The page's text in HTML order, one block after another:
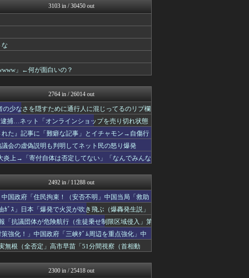
にゅーすアルー！
ふぇー速
...
軍事・ミリタリー速報☆彡
ふぇー速
...
もえるあじあ(･∀･)
理想ちゃんねる
...
おーるじゃんる
...
U-1 NEWS.
ふぇー速
政経ワロスまとめニュース♪
大艦巨砲主義！
...
watch＠２ちゃんねる
...
痛いニュース(ﾉ∀`)
投資ちゃんねる
みそパンNEWS
常識的に考えた
...
国難にあってもの申す！！
...
保守速報
にゅーすアルー！
ふぇー速
痛いニュース(ﾉ∀`)
ネトウヨにゅーす
...
まとめたニュース
...
日本第一！ニュース録
...
もえるあじあ(･∀･)
軍事・ミリタリー速報☆彡
3103 in / 30450 out
」←何が面白いの？
2764 in / 26014 out
少なさを隠すために通行人に混じってるのリプ欄
捕…ネット「オンラインショップを売り切れ状態
れた』記事に「難癖な記事」とイチャモン→自傷行
会の虚偽説明も判明してネット民の怒り爆発
炎上→「寄付自体は否定してない」「なんでみんな
2492 in / 11288 out
国政府「住民拘束！（安否不明」中国当局「救助
ﾞｽ」日本「爆発で火災が吹き飛ぶ（爆轟発生説」
「抗議団体が危険航行（生徒乗せ制限区域侵入」第
強化！」中国政府「三峡ﾀﾞﾑ周辺を重点強化」中
無根（全否定」高市早苗「51分間視察（首相動
2300 in / 25418 out